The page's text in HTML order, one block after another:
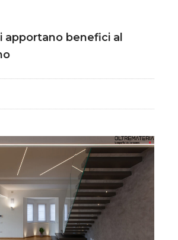
apportano benefici al